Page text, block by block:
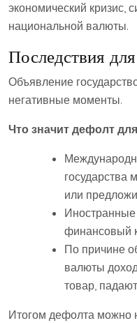
экономический кризис,
национальной валюты.
Последствия
Объявление
негативные моменты.
Что значит дефолт
государства
или
финансовый
По причине
валюты
товар,
Итогом дефолта можно